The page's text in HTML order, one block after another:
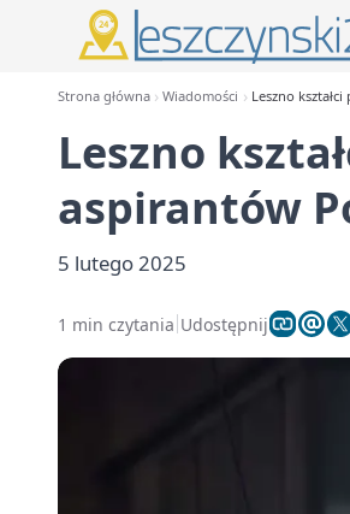
Strona główna Wiadomości Leszno
Leszno
aspirantów
5 lutego 2025
1 min czytania Udostępnij